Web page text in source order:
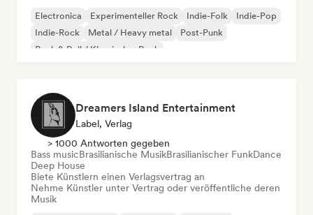
Electronica Experimenteller Rock Indie-Folk
Indie-Pop
Indie-Rock
Metal / Heavy metal
Post-Punk
Rock & Roll / Klassischer Rock
Dreamers Island Entertainment
Label, Verlag
> 1000 Antworten gegeben
Bass musicBrasilianische MusikBrasilianischer FunkDance
Deep House
Biete Künstlern einen Verlagsvertrag an
Nehme Künstler unter Vertrag oder veröffentliche deren
Musik